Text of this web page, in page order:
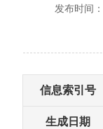
发布时间
信息索引号
生成日期